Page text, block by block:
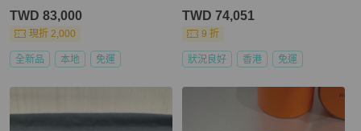
TWD 83,000
現折 2,000
全新品 本地 免運
TWD 74,051
9 折
狀況良好 香港 免運